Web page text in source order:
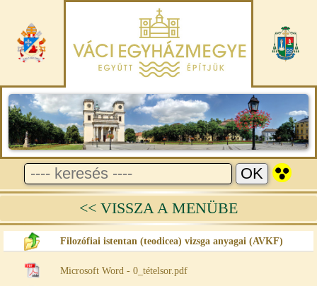
<< VISSZA A MENÜBE
Filozófiai istentan (teodicea) vizsga anyagai (AVKF)
Microsoft Word - 0_tételsor.pdf